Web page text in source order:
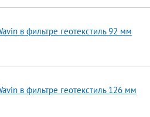
в фильтре геотекстиль 92 мм
в фильтре геотекстиль 126 мм